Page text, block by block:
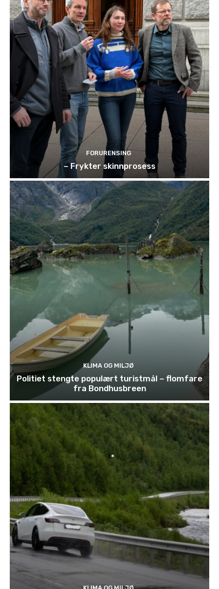
FORURENSING
– Frykter skinnprosess
KLIMA OG MILJØ
Politiet stengte populært turistmål – flomfare
fra Bondhusbreen